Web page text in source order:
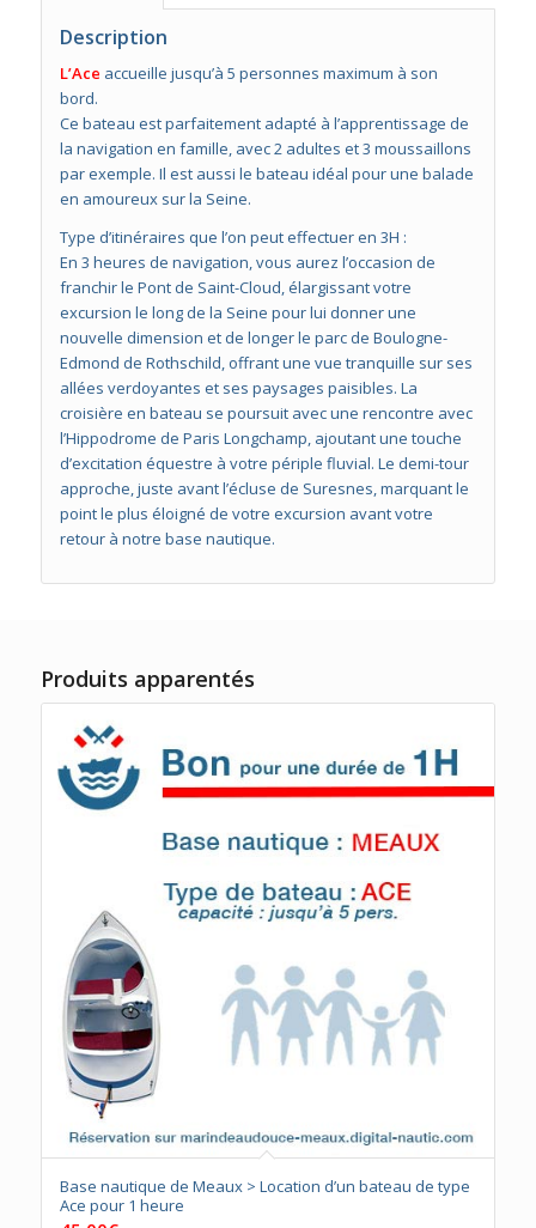
Description
L’Ace accueille jusqu’à 5 personnes maximum à son
bord.
Ce bateau est parfaitement adapté à l’apprentissage de
la navigation en famille, avec 2 adultes et 3 moussaillons
par exemple. Il est aussi le bateau idéal pour une balade
en amoureux sur la Seine.
Type d’itinéraires que l’on peut effectuer en 3H :
En 3 heures de navigation, vous aurez l’occasion de
franchir le Pont de Saint-Cloud, élargissant votre
excursion le long de la Seine pour lui donner une
nouvelle dimension et de longer le parc de Boulogne-
Edmond de Rothschild, offrant une vue tranquille sur ses
allées verdoyantes et ses paysages paisibles. La
croisière en bateau se poursuit avec une rencontre avec
l’Hippodrome de Paris Longchamp, ajoutant une touche
d’excitation équestre à votre périple fluvial. Le demi-tour
approche, juste avant l’écluse de Suresnes, marquant le
point le plus éloigné de votre excursion avant votre
retour à notre base nautique.
Produits apparentés
Base nautique de Meaux > Location d’un bateau de type
Ace pour 1 heure